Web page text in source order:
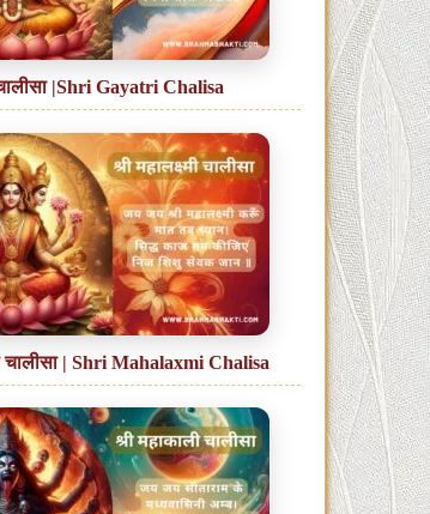
|Shri Gayatri Chalisa
चालीसा | Shri Mahalaxmi Chalisa